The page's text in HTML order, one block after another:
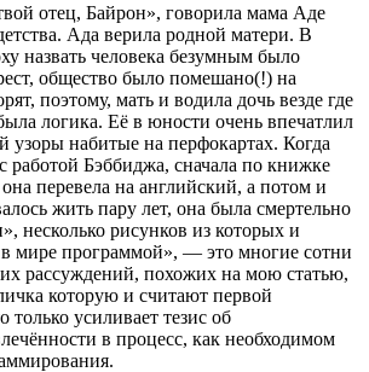
отец, Байрон», говорила мама Аде
Ада верила родной матери. В
назвать человека безумным было
общество было помешано(!) на
поэтому, мать и водила дочь везде где
логика. Её в юности очень впечатлил
набитые на перфокартах. Когда
работой Бэббиджа, сначала по книжке
перевела на английский, а потом и
жить пару лет, она была смертельно
несколько рисунков из которых и
мире программой», — это многие сотни
рассуждений, похожих на мою статью,
которую и считают первой
только усиливает тезис об
в процесс, как необходимом